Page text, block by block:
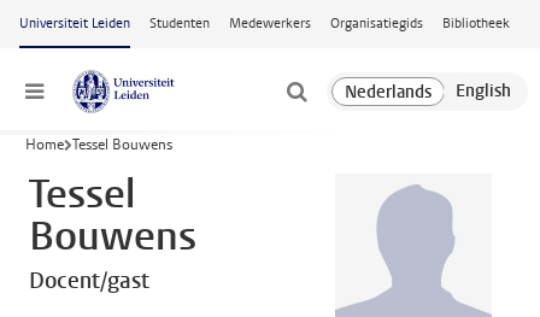
Ga naar hoofdinhoud
Universiteit Leiden Studenten Medewerkers Organisatiegids Bibliotheek
Menu
Home Tessel Bouwens
Tessel
Bouwens
Docent/gast